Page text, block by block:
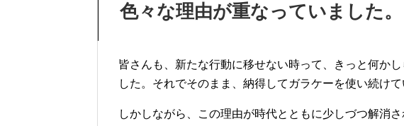
色々な理由が重なっていました。
皆さんも、新たな行動に移せない時って、きっと何か
した。それでそのまま、納得してガラケーを使い続けて
しかしながら、この理由が時代とともに少しづつ解消